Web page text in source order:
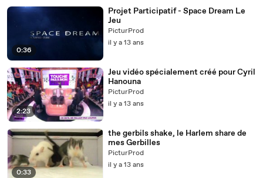
0:36
Projet Participatif - Space Dream Le
Jeu
PicturProd
il y a 13 ans
2:23
Jeu vidéo spécialement créé pour Cyril
Hanouna
PicturProd
il y a 13 ans
0:33
the gerbils shake, le Harlem share de
mes Gerbilles
PicturProd
il y a 13 ans